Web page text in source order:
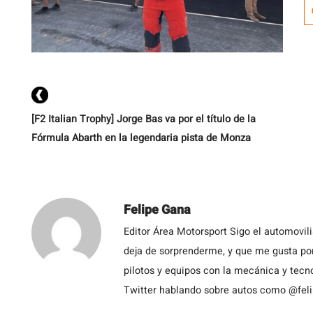
[F2 Italian Trophy] Jorge Bas va por el título de la
Fórmula Abarth en la legendaria pista de Monza
Felipe Gana
Editor Área Motorsport Sigo el
deja de sorprenderme, y que me gusta
pilotos y equipos con la mecánica y
Twitter hablando sobre autos como